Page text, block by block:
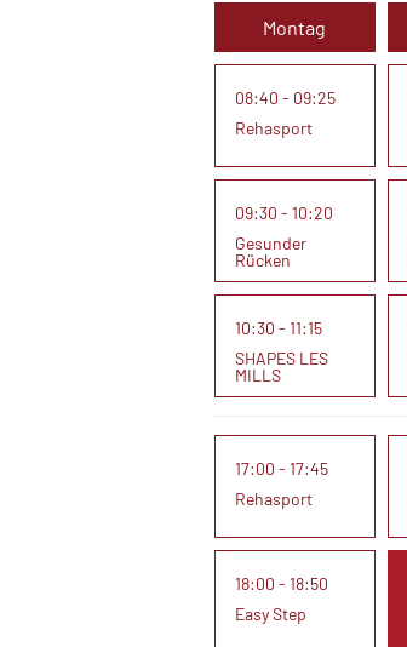
Montag
08:40 - 09:25
Rehasport
09:30 - 10:20
Gesunder
Rücken
10:30 - 11:15
SHAPES LES
MILLS
17:00 - 17:45
Rehasport
18:00 - 18:50
Easy Step